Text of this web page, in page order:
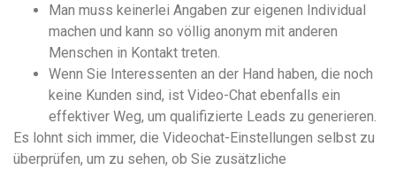
Man muss keinerlei Angaben zur eigenen Individual
machen und kann so völlig anonym mit anderen
Menschen in Kontakt treten.
Wenn Sie Interessenten an der Hand haben, die noch
keine Kunden sind, ist Video-Chat ebenfalls ein
effektiver Weg, um qualifizierte Leads zu generieren.
Es lohnt sich immer, die Videochat-Einstellungen selbst zu
überprüfen, um zu sehen, ob Sie zusätzliche